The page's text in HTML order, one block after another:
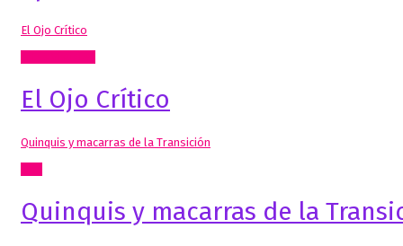
El Ojo Crítico
El Ojo Crítico
Quinquis y macarras de la Transición
Quinquis y macarras de la